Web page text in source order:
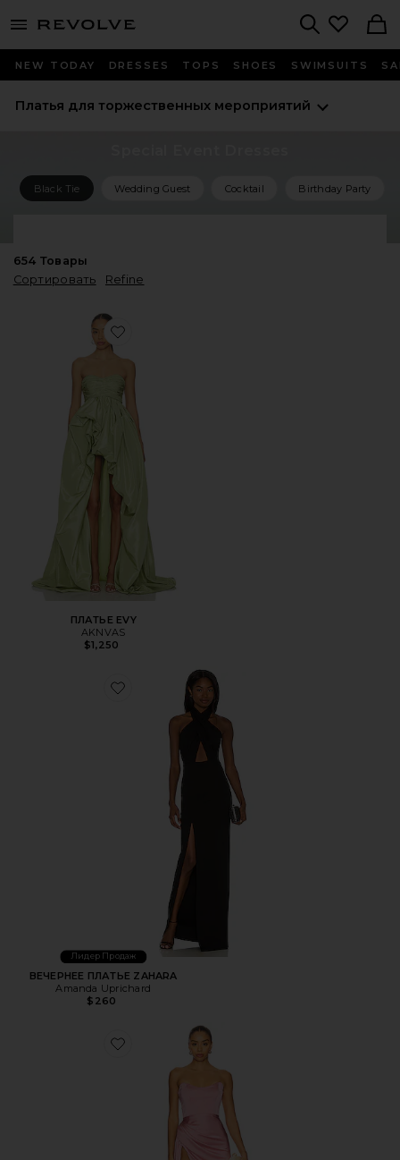
menu - shows more content
NEW TODAY DRESSES TOPS SHOES SWIMSUITS
Платья для торжественных мероприятий
Black Tie Wedding Guest Cocktail Birthday Party
654 Товары
Сортировать
Refine
Favorite ПЛАТЬЕ EVY
ПЛАТЬЕ EVY
AKNVAS
$1,250
Favorite ВЕЧЕРНЕЕ ПЛАТЬЕ ZAHARA
Лидер Продаж
ВЕЧЕРНЕЕ ПЛАТЬЕ ZAHARA
Amanda Uprichard
$260
Favorite ВЕЧЕРНЕЕ ПЛАТЬЕ BITA